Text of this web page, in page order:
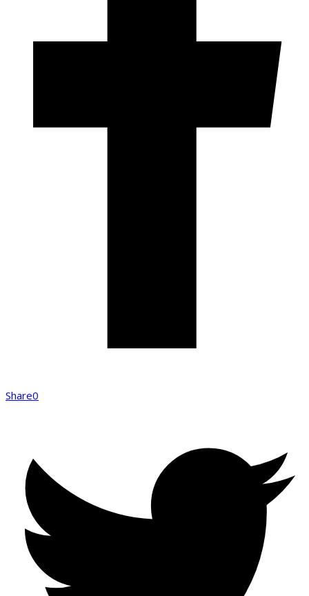
Share0